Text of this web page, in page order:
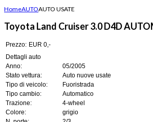
HomeAUTOAUTO USATE
Toyota Land Cruiser 3.0 D4D
Prezzo: EUR 0,-
Dettagli auto
Anno:
05/2005
Stato vettura:
Auto nuove usate
Tipo di veicolo:
Fuoristrada
Tipo cambio:
Automatico
Trazione:
4-wheel
Colore:
grigio